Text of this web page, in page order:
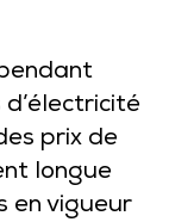
prix de
longue
en vigueur